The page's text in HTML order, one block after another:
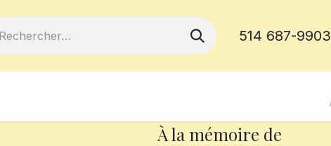
514 687-9903
À la mémoire de